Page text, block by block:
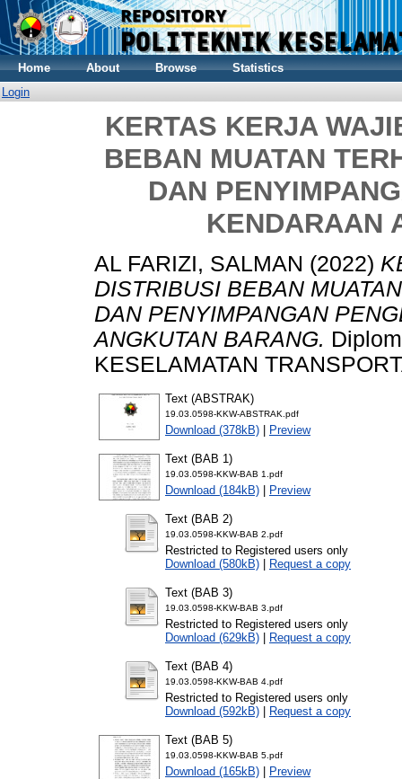
Home About Browse
Statistics
Login
KERTAS KERJA
BEBAN MUATAN
DAN
KENDARAAN
AL FARIZI, SALMAN (2022)
DISTRIBUSI BEBAN
DAN PENYIMPANGAN
ANGKUTAN BARANG.
KESELAMATAN
Text (ABSTRAK)
19.03.0598-KKW-ABSTRAK.pdf
Download (378kB) Preview
Text (BAB 1)
19.03.0598-KKW-BAB 1.pdf
Download (184kB) Preview
Text (BAB 2)
19.03.0598-KKW-BAB 2.pdf
Restricted to Registered users only
Download (580kB)
Request a copy
Text (BAB 3)
19.03.0598-KKW-BAB 3.pdf
Restricted to Registered users only
Download (629kB)
Request a copy
Text (BAB 4)
19.03.0598-KKW-BAB 4.pdf
Restricted to Registered users only
Download (592kB)
Request a copy
Text (BAB 5)
19.03.0598-KKW-BAB 5.pdf
Download (165kB) Preview